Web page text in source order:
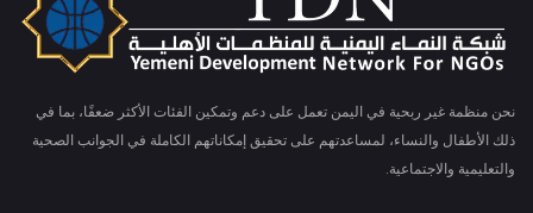
نحن منظمة غير ربحية في اليمن تعمل على دعم وتمكين الفئات الأكثر ضعفًا، بما في
ذلك الأطفال والنساء، لمساعدتهم على تحقيق إمكاناتهم الكاملة في الجوانب الصحية
والتعليمية والاجتماعية.